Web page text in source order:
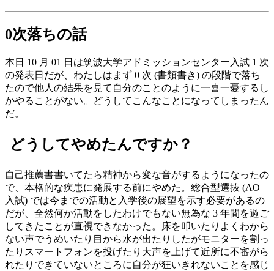
0次落ちの話
本日 10 月 01 日は筑波大学アドミッションセンター入試 1 次
の発表日だが、わたしはまず 0 次 (書類書き) の段階で落ち
たので他人の結果を見て自分のことのように一喜一憂するし
かやることがない。どうしてこんなことになってしまったん
だ。
どうしてやめたんですか？
自己推薦書書いてたら精神から変な音がするようになったの
で、本格的な疾患に発展する前にやめた。総合型選抜 (AO
入試) では今までの活動と入学後の展望を示す必要があるの
だが、全然何か活動をしたわけでもない無為な 3 年間を過ご
してきたことが直視できなかった。床を叩いたりよくわから
ない声でうめいたり目から水が出たりしたがモニターを割っ
たりスマートフォンを投げたり大声を上げて近所に不審がら
れたりできていないところに自分が狂いきれないことを感じ